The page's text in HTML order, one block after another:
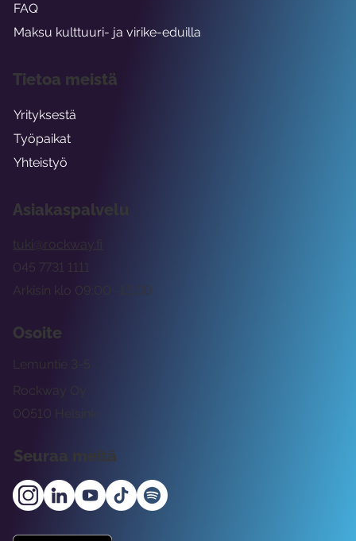
Asiakaspalvelu
tuki@rockway.fi
Arkisin klo 09:00 -15:00
045 7731 1111
Osoite
Rockway Oy
Lemuntie 3-5
00510 Helsinki
Seuraa meitä
FAQ
Maksu kulttuuri- ja virike-eduilla
Tietoa meistä
Yrityksestä
Työpaikat
Yhteistyö